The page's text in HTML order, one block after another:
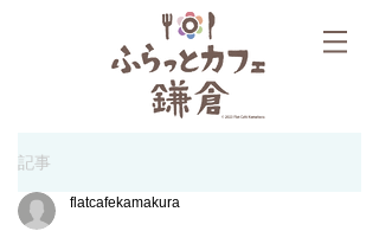
記事
flatcafekamakura